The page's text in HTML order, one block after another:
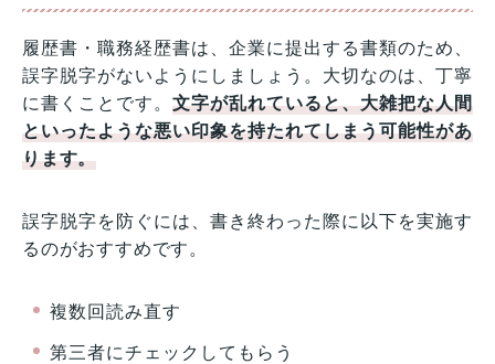
履歴書・職務経歴書は、企業に提出する書類のため、
誤字脱字がないようにしましょう。大切なのは、丁寧
に書くことです。文字が乱れていると、大雑把な人間
といったような悪い印象を持たれてしまう可能性があ
ります。
誤字脱字を防ぐには、書き終わった際に以下を実施す
るのがおすすめです。
複数回読み直す
第三者にチェックしてもらう